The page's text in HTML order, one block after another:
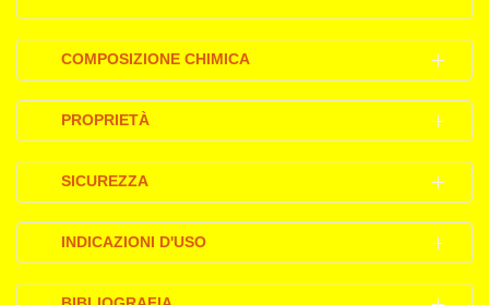
COMPOSIZIONE CHIMICA
Gli effetti benefici della camomilla sono
legati alla presenza di diversi flavonoidi
contenuti nella sua parte centrale
(apigenina, luteolina) e di derivati ​​flavonolici
(quercetina, patuletina).
Altri componenti principali sono glioli
PROPRIETÀ
Tradizionalmente, la camomilla è stata usata
per secoli come medicina antinfiammatoria,
antiossidante, leggermente astringente e
sedativa.
SICUREZZA
Gli effetti indesiderati (effetti collaterali)
sono rari e l'uso della camomilla è
considerato sicuro; tuttavia, alcuni dati
INDICAZIONI D'USO
L'infuso di camomilla va preparato con